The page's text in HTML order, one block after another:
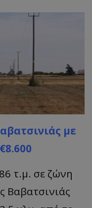
με
τ.μ. σε ζώνη
Βαβατσινιάς